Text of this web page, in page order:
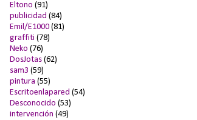
Eltono (91)
publicidad (84)
Emil/E1000 (81)
graffiti (78)
Neko (76)
DosJotas (62)
sam3 (59)
pintura (55)
Escritoenlapared (54)
Desconocido (53)
intervención (49)